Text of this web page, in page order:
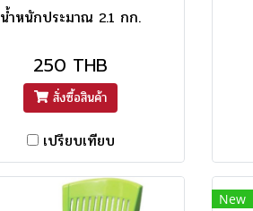
น้ำหนักประมาณ 2.1 กก.
250 THB
สั่งซื้อสินค้า
เปรียบเทียบ
New